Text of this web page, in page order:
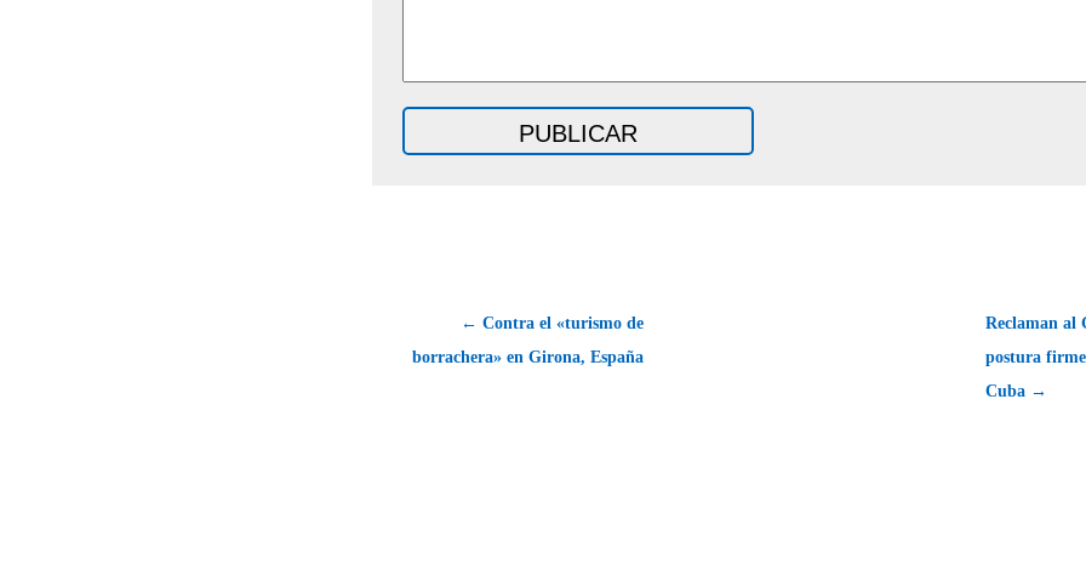
← Contra el «turismo de
borrachera» en Girona, España
Reclaman al
postura
Cuba →